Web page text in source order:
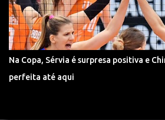
Na Copa, Sérvia é surpresa positiva e
perfeita até aqui